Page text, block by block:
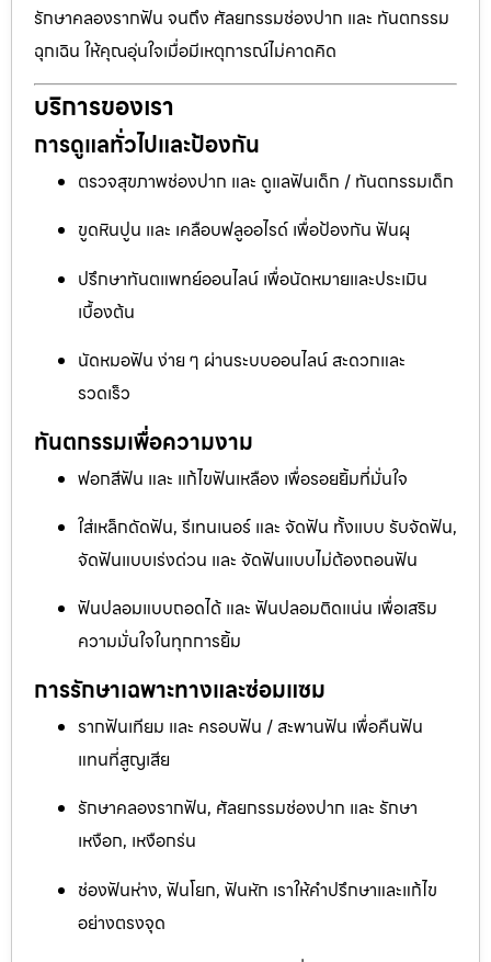
รักษาคลองรากฟัน จนถึง ศัลยกรรมช่องปาก และ ทันตกรรม
ฉุกเฉิน ให้คุณอุ่นใจเมื่อมีเหตุการณ์ไม่คาดคิด
บริการของเรา
การดูแลทั่วไปและป้องกัน
ตรวจสุขภาพช่องปาก และ ดูแลฟันเด็ก / ทันตกรรมเด็ก
ขูดหินปูน และ เคลือบฟลูออไรด์ เพื่อป้องกัน ฟันผุ
ปรึกษาทันตแพทย์ออนไลน์ เพื่อนัดหมายและประเมิน
เบื้องต้น
นัดหมอฟัน ง่าย ๆ ผ่านระบบออนไลน์ สะดวกและ
รวดเร็ว
ทันตกรรมเพื่อความงาม
ฟอกสีฟัน และ แก้ไขฟันเหลือง เพื่อรอยยิ้มที่มั่นใจ
ใส่เหล็กดัดฟัน, รีเทนเนอร์ และ จัดฟัน ทั้งแบบ รับจัดฟัน,
จัดฟันแบบเร่งด่วน และ จัดฟันแบบไม่ต้องถอนฟัน
ฟันปลอมแบบถอดได้ และ ฟันปลอมติดแน่น เพื่อเสริม
ความมั่นใจในทุกการยิ้ม
การรักษาเฉพาะทางและซ่อมแซม
รากฟันเทียม และ ครอบฟัน / สะพานฟัน เพื่อคืนฟัน
แทนที่สูญเสีย
รักษาคลองรากฟัน, ศัลยกรรมช่องปาก และ รักษา
เหงือก, เหงือกร่น
ช่องฟันห่าง, ฟันโยก, ฟันหัก เราให้คำปรึกษาและแก้ไข
อย่างตรงจุด